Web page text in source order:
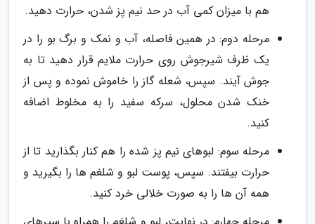
هم با میزان کمی آب در حد نیم پز شدن، حرارت دهید.
مرحله دوم: در همین فاصله، آب و نمک و برگ بو را در
یک ظرف شیرجوش روی حرارت ملایم قرار دهید تا به
جوش آیند. سپس، شعله گاز را خاموش نموده و پس از
خنک شدن محلول، سرکه سفید را به مخلوط اضافه
کنید.
مرحله سوم: لبوهای نیم پز شده را هم کنار بگذارید تا از
حرارت بیفتند. سپس، پوست لبو و شلغم ها را بگیرید و
همه آن ها را به صورت خلالی خرد کنید.